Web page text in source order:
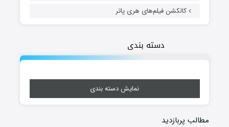
کالکشن فیلم‌های هری پاتر
دسته بندی
نمایش دسته بندی
مطالب پربازدید